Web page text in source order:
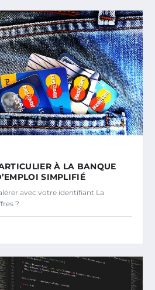
À LA BANQUE
SIMPLIFIÉ
avec votre identifiant La
?